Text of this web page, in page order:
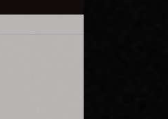
сузились,